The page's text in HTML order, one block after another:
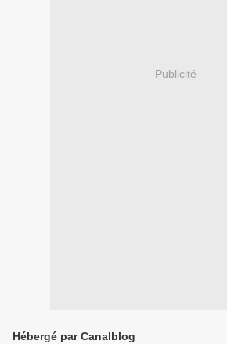
Publicité
Hébergé par Canalblog